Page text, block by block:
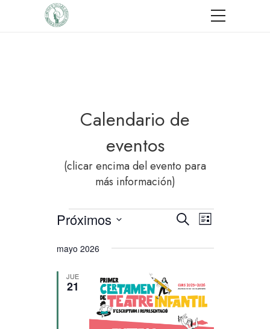
Calendario de
eventos
(clicar encima del evento para
más información)
Eventos
Navegación
de
y
vistas
BuscarNavegación
Evento
Lista
Próximos
la
fecha.
mayo 2026
JUE
21